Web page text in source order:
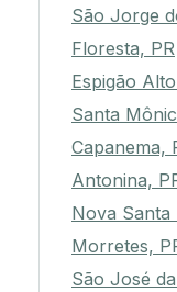
São Jorge
Floresta, PR
Espigão
Santa
Capanema,
Antonina,
Nova Santa
Morretes,
São José